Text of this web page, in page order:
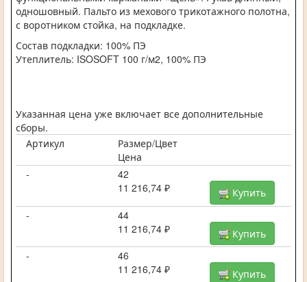
одношовный. Пальто из мехового трикотажного полотна,
с воротником стойка, на подкладке.
Состав подкладки: 100% ПЭ
Утеплитель: ISOSOFT 100 г/м2, 100% ПЭ
Указанная цена уже включает все дополнительные
сборы.
Артикул
Размер/Цвет
Цена
-
42
11 216,74 ₽
Купить
-
44
11 216,74 ₽
Купить
-
46
11 216,74 ₽
Купить